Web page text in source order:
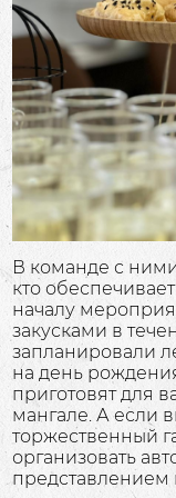
В команде с
кто
началу
закусками в
запланировали
на день
приготовят для
мангале. А если
торжественный
организовать
представлением